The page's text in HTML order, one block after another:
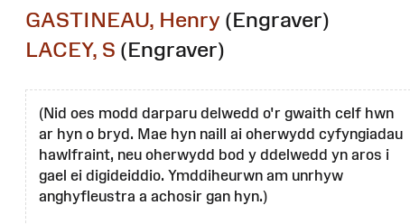
GASTINEAU, Henry (Engraver)
LACEY, S (Engraver)
(Nid oes modd darparu delwedd o'r gwaith celf hwn
ar hyn o bryd. Mae hyn naill ai oherwydd cyfyngiadau
hawlfraint, neu oherwydd bod y ddelwedd yn aros i
gael ei digideiddio. Ymddiheurwn am unrhyw
anghyfleustra a achosir gan hyn.)